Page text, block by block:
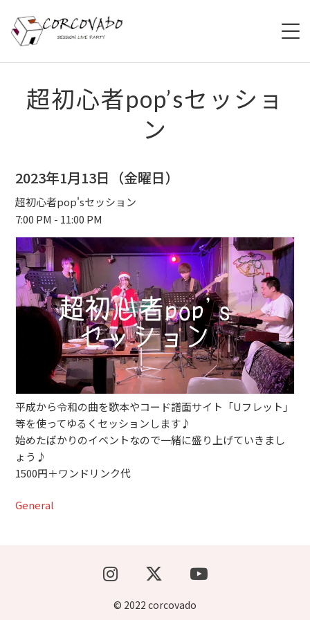
HOME
ABOUT
ACCESS
CONTACT
ブッキングライブ出演者募集！！
楽器機材等
初心者POPS
超初心者pop’sセッショ
ン
2023年1月13日（金曜日）
超初心者pop'sセッション
7:00 PM - 11:00 PM
平成から令和の曲を歌本やコード譜面サイト「Uフレット」
等を使ってゆるくセッションします♪
始めたばかりのイベントなので一緒に盛り上げていきまし
ょう♪
1500円＋ワンドリンク代
General
© 2022 corcovado